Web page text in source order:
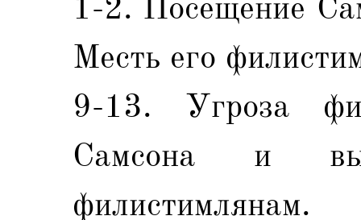
Месть его
9-13. Угроза
Самсона и